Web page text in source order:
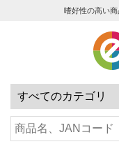
嗜好性の高い